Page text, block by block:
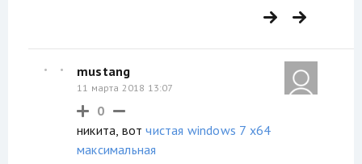
mustang
11 марта 2018 13:07
0
никита, вотчистая windows 7 x64
максимальная